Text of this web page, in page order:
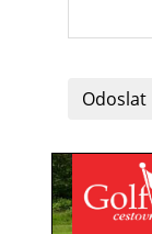
Odoslat